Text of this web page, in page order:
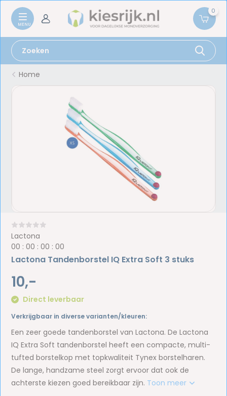
0
Home
Lactona
00 :00 :00 :00
Lactona Tandenborstel IQ Extra Soft 3 stuks
10,-
Direct leverbaar
Verkrijgbaar in diverse varianten/kleuren:
Een zeer goede tandenborstel van Lactona. De Lactona
IQ Extra Soft tandenborstel heeft een compacte, multi-
tufted borstelkop met topkwaliteit Tynex borstelharen.
De lange, handzame steel zorgt ervoor dat ook de
achterste kiezen goed bereikbaar zijn. Toon meer